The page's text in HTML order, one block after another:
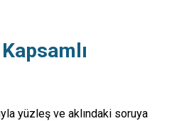
yüzleş ve aklındaki soruya